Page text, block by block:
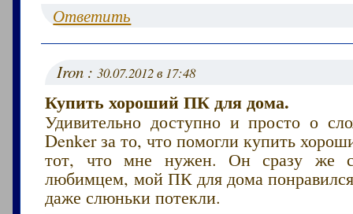
Ответить
Iron :30.07.2012 в 17:48
Купить хороший ПК для дома.
Удивительно доступно и просто о
Denker за то, что помогли купить
тот, что мне нужен. Он сразу же
любимцем, мой ПК для дома
даже слюньки потекли.